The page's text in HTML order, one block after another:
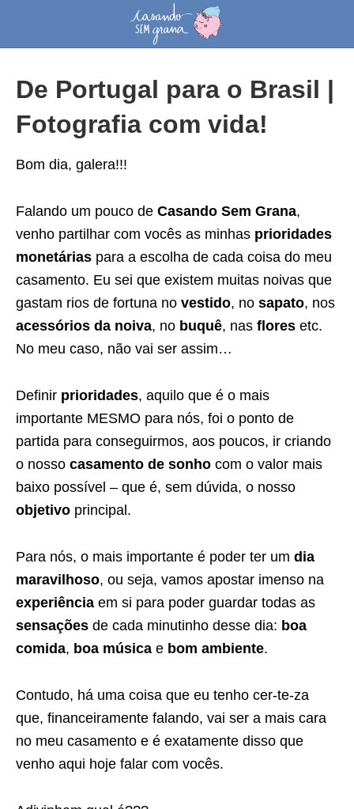
De Portugal para o Brasil |
Fotografia com vida!
Bom dia, galera!!!
Falando um pouco de Casando Sem Grana,
venho partilhar com vocês as minhas prioridades
monetárias para a escolha de cada coisa do meu
casamento. Eu sei que existem muitas noivas que
gastam rios de fortuna no vestido, no sapato, nos
acessórios da noiva, no buquê, nas flores etc.
No meu caso, não vai ser assim…
Definir prioridades, aquilo que é o mais
importante MESMO para nós, foi o ponto de
partida para conseguirmos, aos poucos, ir criando
o nosso casamento de sonho com o valor mais
baixo possível – que é, sem dúvida, o nosso
objetivo principal.
Para nós, o mais importante é poder ter um dia
maravilhoso, ou seja, vamos apostar imenso na
experiência em si para poder guardar todas as
sensações de cada minutinho desse dia: boa
comida, boa música e bom ambiente.
Contudo, há uma coisa que eu tenho cer-te-za
que, financeiramente falando, vai ser a mais cara
no meu casamento e é exatamente disso que
venho aqui hoje falar com vocês.